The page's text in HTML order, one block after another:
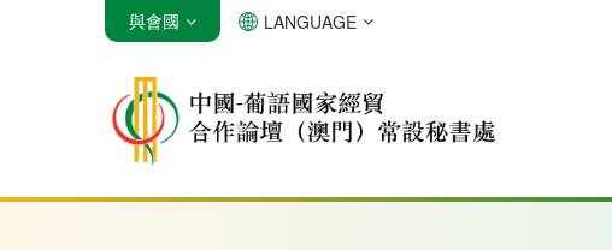
安哥拉 巴西 佛得角
與會國 LANGUAGE